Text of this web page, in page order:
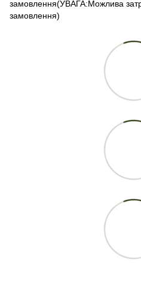
замовлення(УВАГА:Можлива
замовлення)